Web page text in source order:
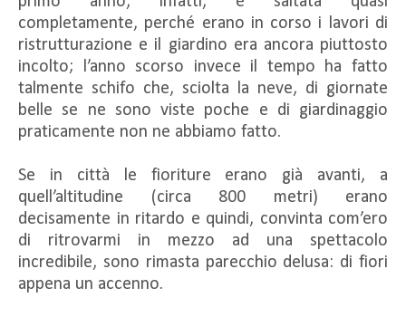
completamente, perché erano in corso i lavori di
ristrutturazione e il giardino era ancora piuttosto
incolto; l’anno scorso invece il tempo ha fatto
talmente schifo che, sciolta la neve, di giornate
belle se ne sono viste poche e di giardinaggio
praticamente non ne abbiamo fatto.
Se in città le fioriture erano già avanti, a
quell’altitudine (circa 800 metri) erano
decisamente in ritardo e quindi, convinta com’ero
di ritrovarmi in mezzo ad una spettacolo
incredibile, sono rimasta parecchio delusa: di fiori
appena un accenno.